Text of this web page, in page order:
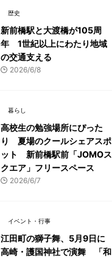
歴史
新前橋駅と大渡橋が105周
年 1世紀以上にわたり地域
の交通支える
2026/6/8
暮らし
高校生の勉強場所にぴった
り 夏場のクールシェアスポ
ット 新前橋駅前「JOMOス
クエア」フリースペース
2026/6/7
イベント・行事
江田町の獅子舞、5月9日に
高崎・護国神社で演舞 「和